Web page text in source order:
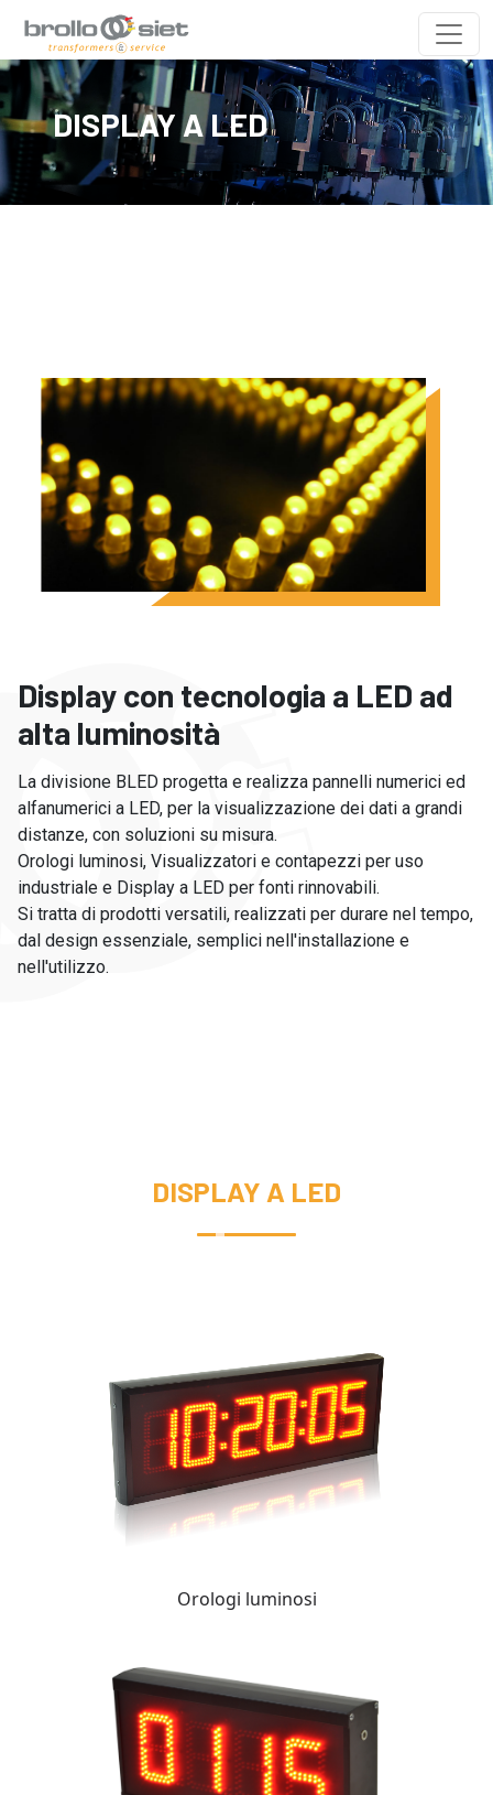
DISPLAY A LED
Display con tecnologia a LED ad
alta luminosità
La divisione BLED progetta e realizza pannelli numerici ed
alfanumerici a LED, per la visualizzazione dei dati a grandi
distanze, con soluzioni su misura.
Orologi luminosi, Visualizzatori e contapezzi per uso
industriale e Display a LED per fonti rinnovabili.
Si tratta di prodotti versatili, realizzati per durare nel tempo,
dal design essenziale, semplici nell'installazione e
nell'utilizzo.
DISPLAY A LED
Orologi luminosi